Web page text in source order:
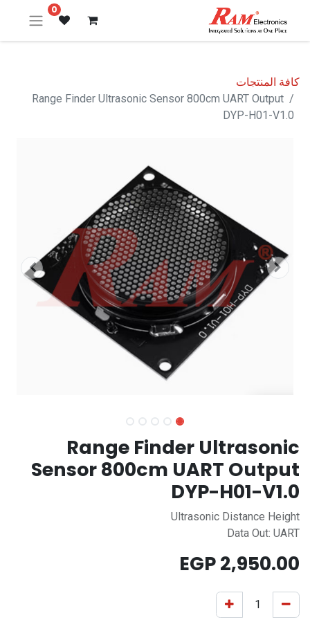
0
كافة المنتجات
Range Finder Ultrasonic Sensor 800cm UART Output
DYP-H01-V1.0
Range Finder Ultrasonic
Sensor 800cm UART Output
DYP-H01-V1.0
Ultrasonic Distance Height
Data Out: UART
2,950.00